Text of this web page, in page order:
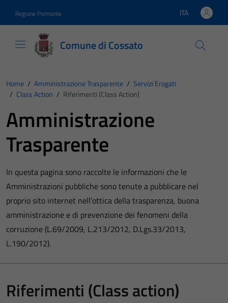
Regione Piemonte Lingua attiva:
ITA
Comune di Cossato
Home / Amministrazione Trasparente / Servizi Erogati
/ Class Action / Riferimenti (Class Action)
Amministrazione
Trasparente
In questa pagina sono raccolte le informazioni che le
Amministrazioni pubbliche sono tenute a pubblicare nel
proprio sito internet nell’ottica della trasparenza, buona
amministrazione e di prevenzione dei fenomeni della
corruzione (L.69/2009, L.213/2012, D.Lgs.33/2013,
L.190/2012).
Riferimenti (Class action)